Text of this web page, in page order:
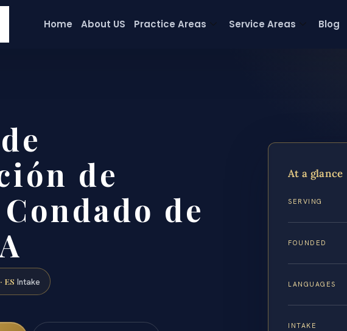
Home About US Practice Areas Service Areas Blog
de
de
ES Intake
At a glance
SERVING
FOUNDED
LANGUAGES
INTAKE